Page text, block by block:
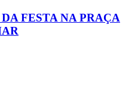
FESTA NA PRAÇA